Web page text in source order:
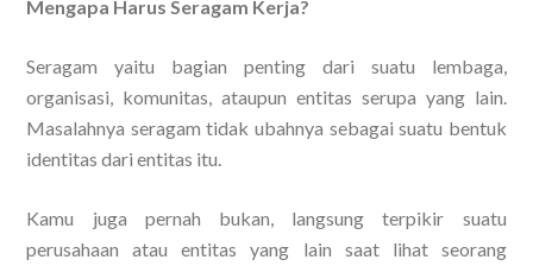
Mengapa Harus Seragam Kerja?
Seragam yaitu bagian penting dari suatu lembaga,
organisasi, komunitas, ataupun entitas serupa yang lain.
Masalahnya seragam tidak ubahnya sebagai suatu bentuk
identitas dari entitas itu.
Kamu juga pernah bukan, langsung terpikir suatu
perusahaan atau entitas yang lain saat lihat seorang